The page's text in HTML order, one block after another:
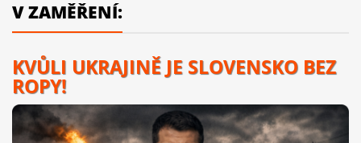
V ZAMĚŘENÍ:
KVŮLI UKRAJINĚ JE SLOVENSKO BEZ
ROPY!